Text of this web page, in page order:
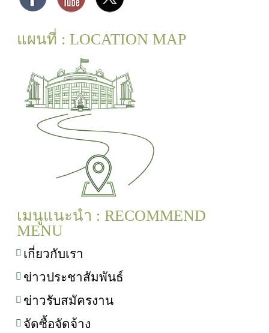
แผนที่ : LOCATION MAP
เมนูแนะนำ : RECOMMEND
MENU
เกี่ยวกับเรา
ข่าวประชาสัมพันธ์
ข่าวรับสมัครงาน
จัดซื้อจัดจ้าง